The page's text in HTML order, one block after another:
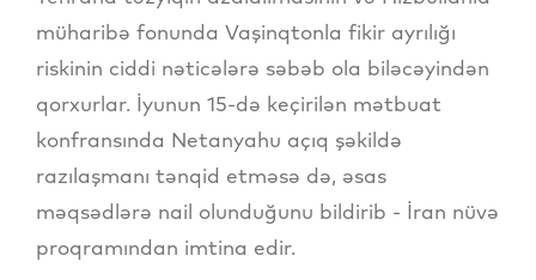
müharibə fonunda Vaşinqtonla fikir ayrılığı
riskinin ciddi nəticələrə səbəb ola biləcəyindən
qorxurlar. İyunun 15-də keçirilən mətbuat
konfransında Netanyahu açıq şəkildə
razılaşmanı tənqid etməsə də, əsas
məqsədlərə nail olunduğunu bildirib - İran nüvə
proqramından imtina edir.